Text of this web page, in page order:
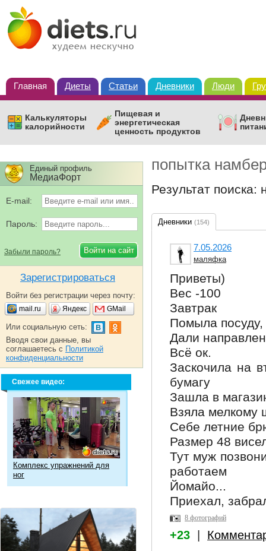
Главная Диеты Статьи Дневники Люди
Калькуляторы
калорийности
Пищевая и
энергетическая
ценность продуктов
попытка
Результат
Дневники (154)
7.05.2026
маляфка
Приветы)
Вес -100
Завтрак
Помыла посуду,
Дали
Всё ок.
Заскочила на
бумагу
Зашла в
Взяла мелкому
Себе летние
Размер 48
Тут муж
работаем
Йомайо...
Приехал,
8 фотографий
+23
Единый профиль
МедиаФорт
E-mail:
Пароль:
Забыли пароль?
Зарегистрироваться
Войти без регистрации через почту:
mail.ru Яндекс GMail
Или социальную сеть:
Вводя свои данные, вы
соглашаетесь с Политикой
конфиденциальности
Свежее видео:
Комплекс упражнений для
ног